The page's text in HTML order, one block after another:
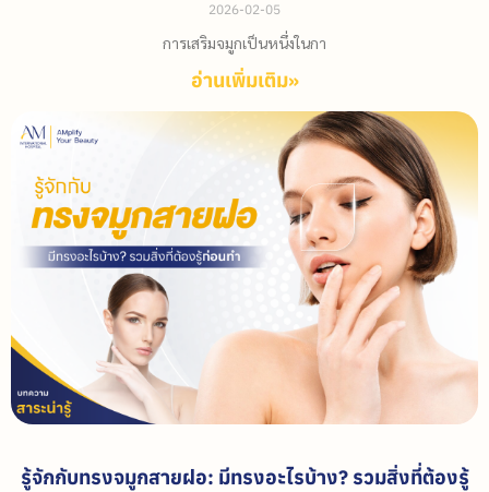
2026-02-05
การเสริมจมูกเป็นหนึ่งในกา
อ่านเพิ่มเติม»
รู้จักกับทรงจมูกสายฝอ: มีทรงอะไรบ้าง? รวมสิ่งที่ต้องรู้